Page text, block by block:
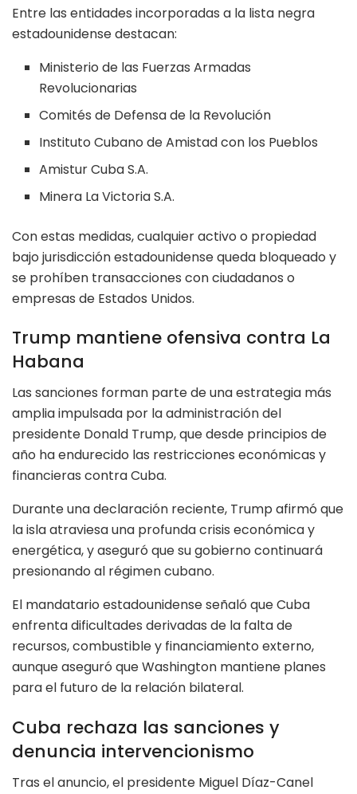
Entre las entidades incorporadas a la lista negra
estadounidense destacan:
Ministerio de las Fuerzas Armadas
Revolucionarias
Comités de Defensa de la Revolución
Instituto Cubano de Amistad con los Pueblos
Amistur Cuba S.A.
Minera La Victoria S.A.
Con estas medidas, cualquier activo o propiedad
bajo jurisdicción estadounidense queda bloqueado y
se prohíben transacciones con ciudadanos o
empresas de Estados Unidos.
Trump mantiene ofensiva contra La
Habana
Las sanciones forman parte de una estrategia más
amplia impulsada por la administración del
presidente Donald Trump, que desde principios de
año ha endurecido las restricciones económicas y
financieras contra Cuba.
Durante una declaración reciente, Trump afirmó que
la isla atraviesa una profunda crisis económica y
energética, y aseguró que su gobierno continuará
presionando al régimen cubano.
El mandatario estadounidense señaló que Cuba
enfrenta dificultades derivadas de la falta de
recursos, combustible y financiamiento externo,
aunque aseguró que Washington mantiene planes
para el futuro de la relación bilateral.
Cuba rechaza las sanciones y
denuncia intervencionismo
Tras el anuncio, el presidente Miguel Díaz-Canel